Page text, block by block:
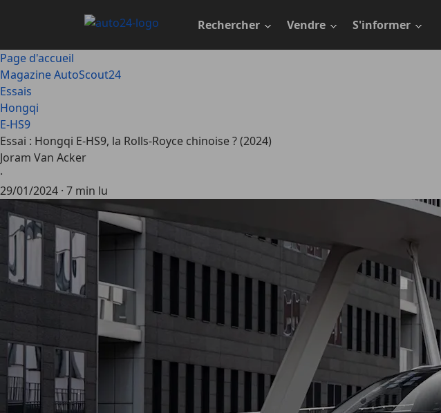
principal
Rechercher Vendre S'informer
Page d'accueil
Magazine AutoScout24
Essais
Hongqi
E-HS9
Essai : Hongqi E-HS9, la Rolls-Royce chinoise ? (2024)
Joram Van Acker
·
29/01/2024 · 7 min lu